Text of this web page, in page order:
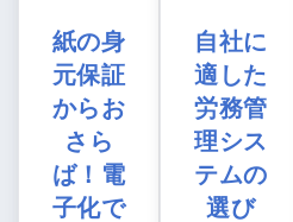
紙の身
元保証
からお
さら
ば！電
子化で
自社に
適した
労務管
理シス
テムの
選び